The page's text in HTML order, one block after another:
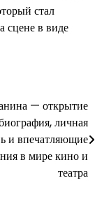
стал
сцене в виде
— открытие
личная
и впечатляющие
в мире кино и
театра